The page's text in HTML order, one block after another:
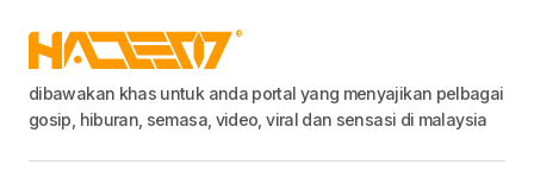
dibawakan khas untuk anda portal yang menyajikan pelbagai
gosip, hiburan, semasa, video, viral dan sensasi di malaysia